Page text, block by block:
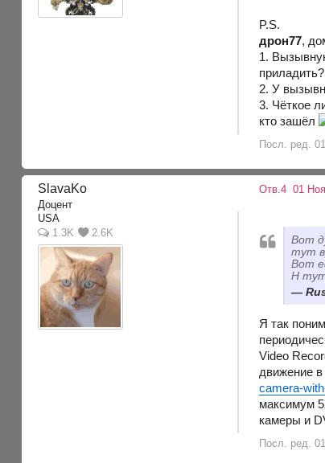
P.S.
дрон77,
1.
2. У
3. Чёткое
кто зашёл
Посл. ред.
SlavaKo
Доцент
USA
1.3K
2.6K
Отв.4 01
Вот
тут
Вот
Н тут
Я так
Video
движение
camera-
максимум
камеры и
Посл. ред.